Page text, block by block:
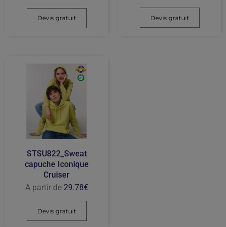
Devis gratuit Devis gratuit
STSU822_Sweat
capuche Iconique
Cruiser
A partir de 29.78€
Devis gratuit